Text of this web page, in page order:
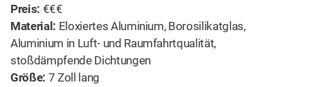
Preis: €€€
Material: Eloxiertes Aluminium, Borosilikatglas,
Aluminium in Luft- und Raumfahrtqualität,
stoßdämpfende Dichtungen
Größe: 7 Zoll lang